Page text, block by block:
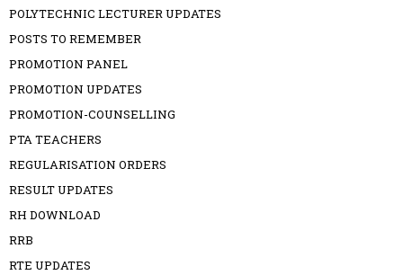
POLYTECHNIC LECTURER UPDATES
POSTS TO REMEMBER
PROMOTION PANEL
PROMOTION UPDATES
PROMOTION-COUNSELLING
PTA TEACHERS
REGULARISATION ORDERS
RESULT UPDATES
RH DOWNLOAD
RRB
RTE UPDATES